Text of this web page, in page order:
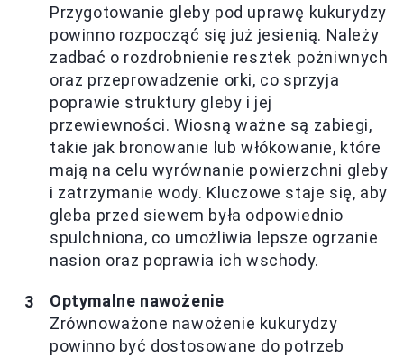
Przygotowanie gleby pod uprawę kukurydzy
powinno rozpocząć się już jesienią. Należy
zadbać o rozdrobnienie resztek pożniwnych
oraz przeprowadzenie orki, co sprzyja
poprawie struktury gleby i jej
przewiewności. Wiosną ważne są zabiegi,
takie jak bronowanie lub włókowanie, które
mają na celu wyrównanie powierzchni gleby
i zatrzymanie wody. Kluczowe staje się, aby
gleba przed siewem była odpowiednio
spulchniona, co umożliwia lepsze ogrzanie
nasion oraz poprawia ich wschody.
Optymalne nawożenie
Zrównoważone nawożenie kukurydzy
powinno być dostosowane do potrzeb